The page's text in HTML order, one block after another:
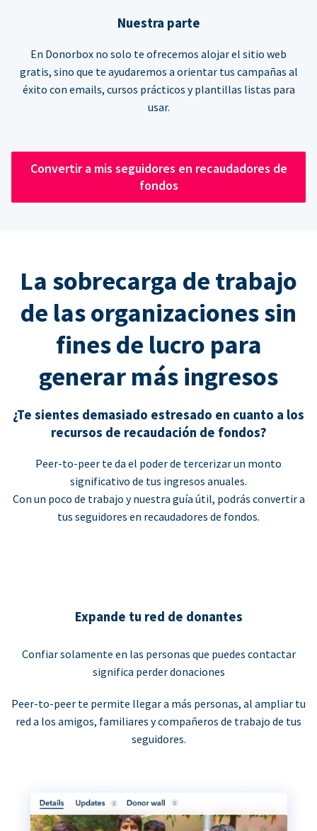
Nuestra parte
En Donorbox no solo te ofrecemos alojar el sitio web
gratis, sino que te ayudaremos a orientar tus campañas al
éxito con emails, cursos prácticos y plantillas listas para
usar.
Convertir a mis seguidores en recaudadores de
fondos
La sobrecarga de trabajo
de las organizaciones sin
fines de lucro para
generar más ingresos
¿Te sientes demasiado estresado en cuanto a los
recursos de recaudación de fondos?
Peer-to-peer te da el poder de tercerizar un monto
significativo de tus ingresos anuales.
Con un poco de trabajo y nuestra guía útil, podrás convertir a
tus seguidores en recaudadores de fondos.
Expande tu red de donantes
Confiar solamente en las personas que puedes contactar
significa perder donaciones
Peer-to-peer te permite llegar a más personas, al ampliar tu
red a los amigos, familiares y compañeros de trabajo de tus
seguidores.